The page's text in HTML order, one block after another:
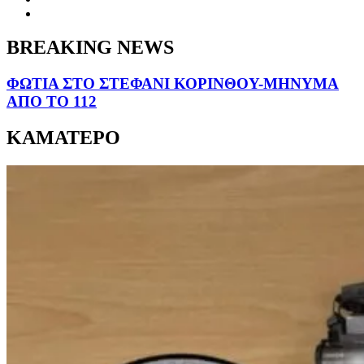
BREAKING NEWS
ΦΩΤΙΑ ΣΤΟ ΣΤΕΦΑΝΙ ΚΟΡΙΝΘΟΥ-ΜΗΝΥΜΑ
ΑΠΟ ΤΟ 112
ΚΑΜΑΤΕΡΟ